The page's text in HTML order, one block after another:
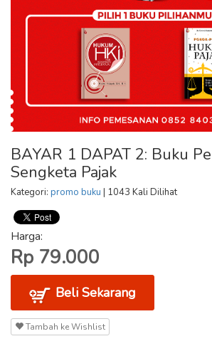
BAYAR 1 DAPAT 2: Buku
Sengketa Pajak
Kategori: promo buku | 1043 Kali Dilihat
Harga:
Rp 79.000
Beli Sekarang
Tambah ke Wishlist